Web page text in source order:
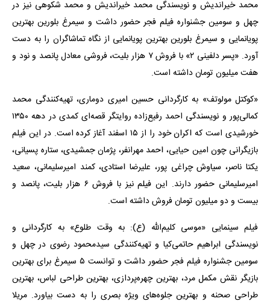
محمد خیراندیش و نویسندگی محمد خیراندیش و محمد شکوهی نیز در
چهل و سومین جشنواره فیلم فجر حضور داشت و سیمرغ بلورین بهترین
پویانمایی و سیمرغ بلورین بهترین پویانمایی از نگاه تماشاگران را به دست
آورد. «پسر دلفینی ۲» با فروش ۷ هزار بلیت، فروشی معادل پانصد و نود و
هفت میلیون تومان داشته است.
«کوکتل مولوتف» به کارگردانی حسین امیری دوماری، تهیه‌کنندگی محمد
کمالی‌پور و نویسندگی احمد رفیع‌زاده روایتگر قصه‌ای کمدی در دهه ۱۳۵۰
خورشیدی است که اکران خود را از ۱۵ اسفند آغاز کرده است. در این فیلم
بازیگرانی چون امین حیایی، احمد مهرانفر، پژمان جمشیدی، ستاره پسیانی،
یکتا ناصر، سیاوش چراغی پور، علیرضا استادی، کمند امیرسلیمانی، سعید
امیرسلیمانی حضور دارند. این فیلم نیز با فروش ۶ هزار بلیت، پانصد و
بیست و دو میلیون تومان فروش داشته است.
فیلم سینمایی «موسی کلیم‌الله (ع): به وقت طلوع» به کارگردانی و
نویسندگی ابراهیم حاتمی‌کیا و تهیه‌کنندگی سیدمحمود رضوی در چهل و
سومین جشنواره فیلم فجر حضور داشت و توانست ۵ سیمرغ برای بهترین
بازیگر نقش مکمل مرد، بهترین چهره‌پردازی، بهترین طراحی لباس، بهترین
طراحی صحنه و بهترین جلوه‌های ویژه بصری را به دست بیاورد. مریلا